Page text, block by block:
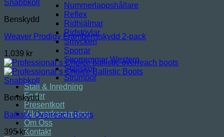
Nummerlappshållare
Reflex
Ridhjälmar
Ridstövlar
Smycken
Sporrar
Sporremmar Western
Stallskor
Strumpor
Stall & Inredning
Foder
Presentkort
Vildmarkscamping
Om Oss
Kontakt
Snabbkoll
Benskydd
Weaver Prodigy Frambensskydd 2-pack
1,039 kr
Snabbkoll
Benskydd
Ballistic Overreach Boots
395 kr